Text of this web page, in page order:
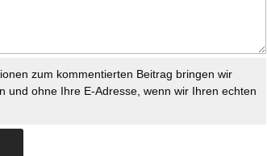
zum kommentierten Beitrag bringen wir
und ohne Ihre E-Adresse, wenn wir Ihren echten